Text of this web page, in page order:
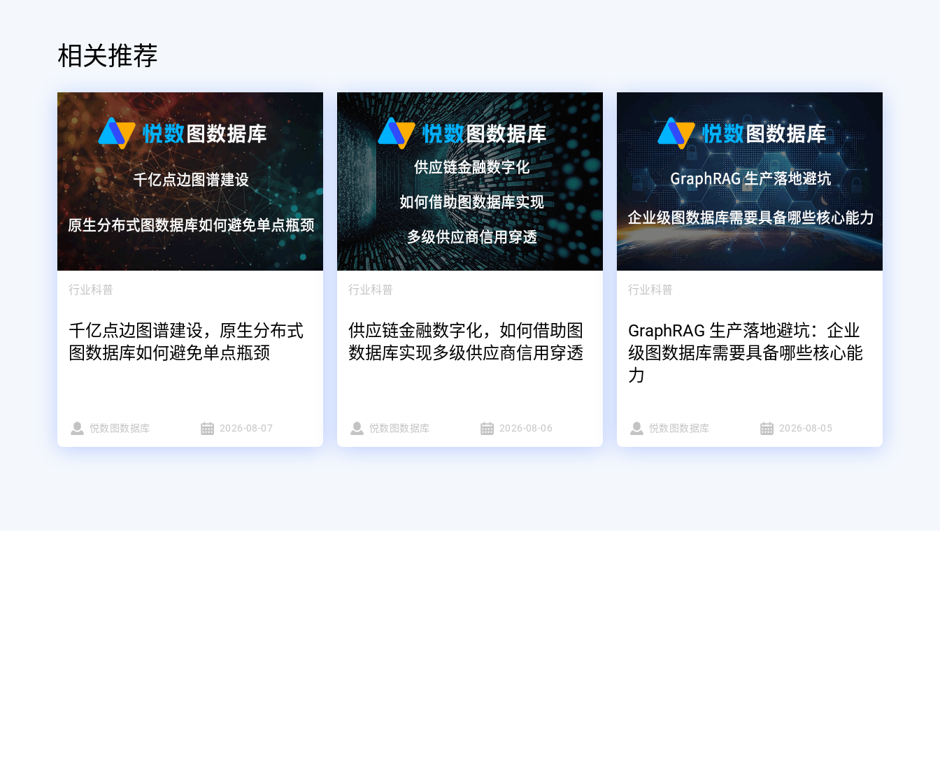
相关推荐
行业科普
千亿点边图谱建设，原生分布式
图数据库如何避免单点瓶颈
悦数图数据库 2026-08-07
行业科普
供应链金融数字化，如何借助图
数据库实现多级供应商信用穿透
悦数图数据库 2026-08-06
行业科普
GraphRAG 生产落地避坑：企业
级图数据库需要具备哪些核心能
力
悦数图数据库 2026-08-05